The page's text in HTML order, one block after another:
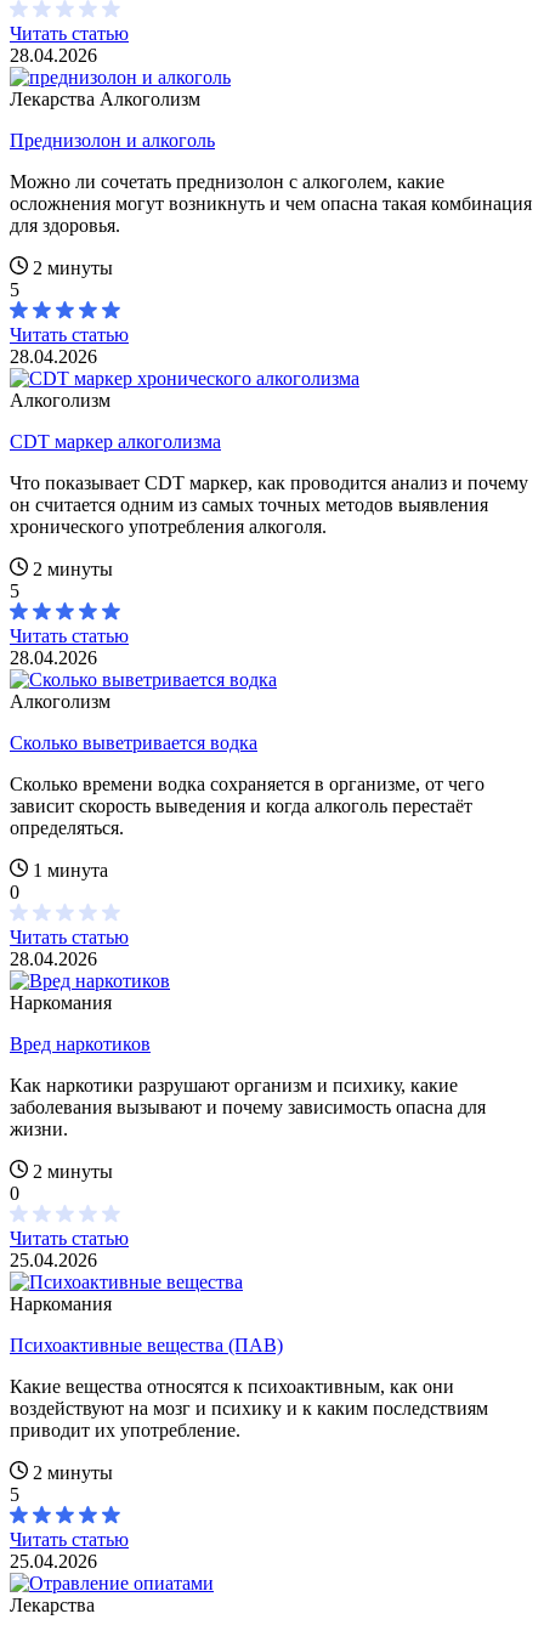
Читать статью
28.04.2026
Лекарства Алкоголизм
Преднизолон и алкоголь
Можно ли сочетать преднизолон с алкоголем, какие
осложнения могут возникнуть и чем опасна такая комбинация
для здоровья.
2 минуты
5
Читать статью
28.04.2026
Алкоголизм
CDT маркер алкоголизма
Что показывает CDT маркер, как проводится анализ и почему
он считается одним из самых точных методов выявления
хронического употребления алкоголя.
2 минуты
5
Читать статью
28.04.2026
Алкоголизм
Сколько выветривается водка
Сколько времени водка сохраняется в организме, от чего
зависит скорость выведения и когда алкоголь перестаёт
определяться.
1 минута
0
Читать статью
28.04.2026
Наркомания
Вред наркотиков
Как наркотики разрушают организм и психику, какие
заболевания вызывают и почему зависимость опасна для
жизни.
2 минуты
0
Читать статью
25.04.2026
Наркомания
Психоактивные вещества (ПАВ)
Какие вещества относятся к психоактивным, как они
воздействуют на мозг и психику и к каким последствиям
приводит их употребление.
2 минуты
5
Читать статью
25.04.2026
Лекарства